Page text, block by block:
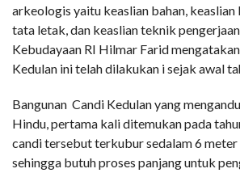
arkeologis yaitu keaslian bahan, keaslian
tata letak, dan keaslian teknik
Kebudayaan RI Hilmar Farid
Kedulan ini telah dilakukan i sejak awal
Bangunan Candi Kedulan yang
Hindu, pertama kali ditemukan pada
candi tersebut terkubur sedalam 6
sehingga butuh proses panjang untuk